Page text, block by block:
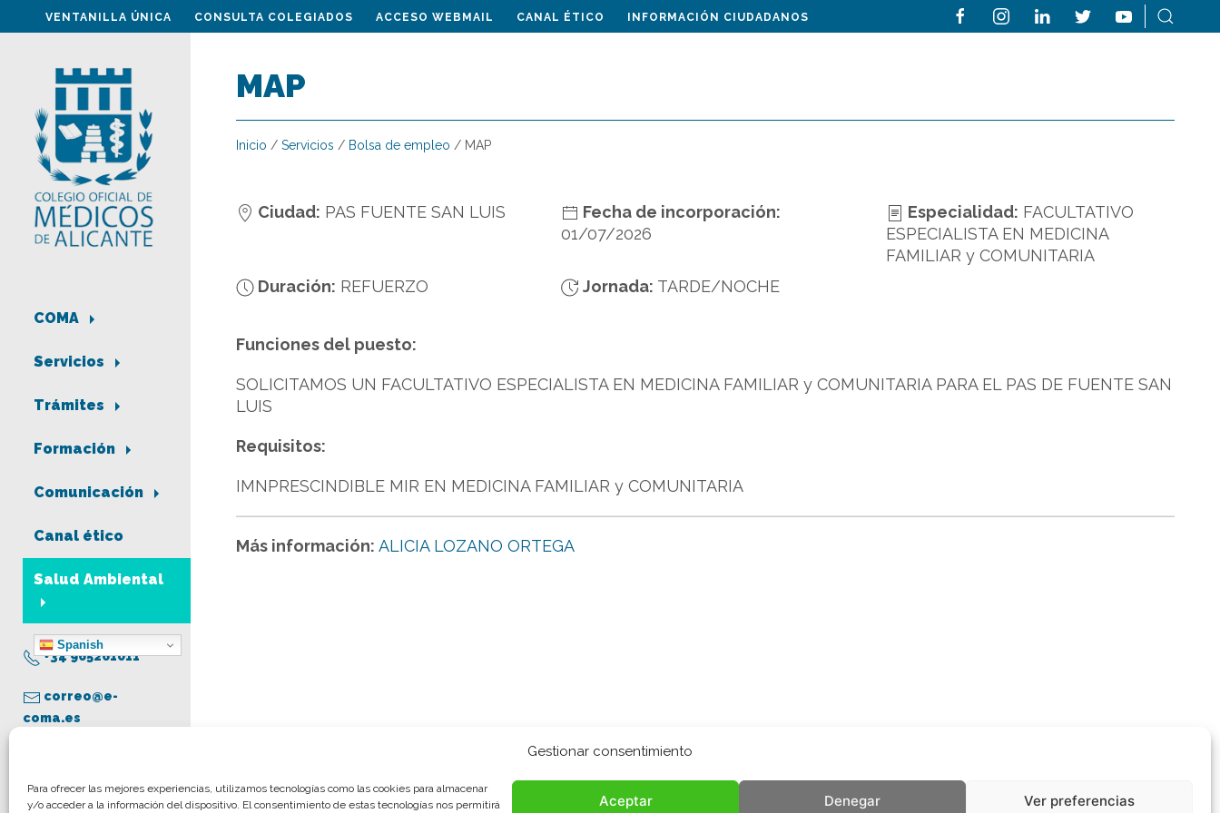
Gestionar consentimiento
Para ofrecer las mejores experiencias, utilizamos tecnologías como las cookies para almacenar
y/o acceder a la información del dispositivo. El consentimiento de estas tecnologías nos permitirá
Aceptar Denegar Ver preferencias
VENTANILLA ÚNICA CONSULTA COLEGIADOS ACCESO WEBMAIL CANAL ÉTICO INFORMACIÓN CIUDADANOS
COMA
Servicios
Trámites
Formación
Comunicación
Canal ético
Salud Ambiental
Spanish
+34 965261011
correo@e-
coma.es
Aviso legal
MAP
Inicio / Servicios / Bolsa de empleo / MAP
Ciudad: PAS FUENTE SAN LUIS
Fecha de incorporación:
01/07/2026
Especialidad: FACULTATIVO
ESPECIALISTA EN MEDICINA
FAMILIAR y COMUNITARIA
Duración: REFUERZO Jornada: TARDE/NOCHE
Funciones del puesto:
SOLICITAMOS UN FACULTATIVO ESPECIALISTA EN MEDICINA FAMILIAR y COMUNITARIA PARA EL PAS DE FUENTE SAN
LUIS
Requisitos:
IMNPRESCINDIBLE MIR EN MEDICINA FAMILIAR y COMUNITARIA
Más información: ALICIA LOZANO ORTEGA